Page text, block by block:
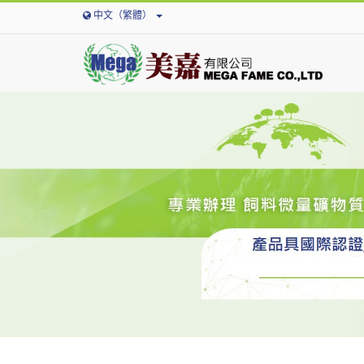
中文（繁體）